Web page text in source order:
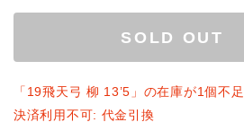
SOLD OUT
「19飛天弓 柳 13’5」の在庫が1個不
決済利用不可: 代金引換